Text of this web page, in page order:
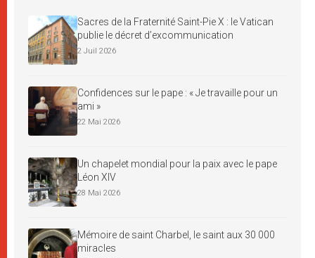
Sacres de la Fraternité Saint-Pie X : le Vatican
publie le décret d’excommunication
2 Juil 2026
Confidences sur le pape : « Je travaille pour un
ami »
22 Mai 2026
Un chapelet mondial pour la paix avec le pape
Léon XIV
28 Mai 2026
Mémoire de saint Charbel, le saint aux 30 000
miracles